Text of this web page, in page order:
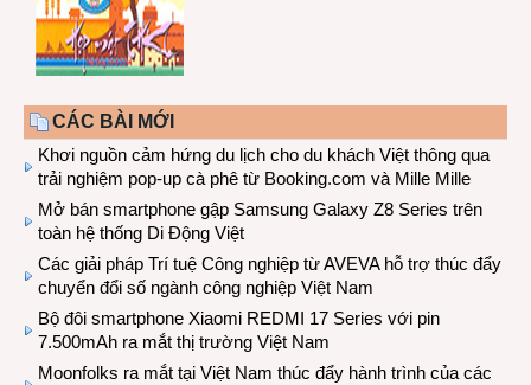
CÁC BÀI MỚI
Khơi nguồn cảm hứng du lịch cho du khách Việt thông qua
trải nghiệm pop-up cà phê từ Booking.com và Mille Mille
Mở bán smartphone gập Samsung Galaxy Z8 Series trên
toàn hệ thống Di Động Việt
Các giải pháp Trí tuệ Công nghiệp từ AVEVA hỗ trợ thúc đẩy
chuyển đổi số ngành công nghiệp Việt Nam
Bộ đôi smartphone Xiaomi REDMI 17 Series với pin
7.500mAh ra mắt thị trường Việt Nam
Moonfolks ra mắt tại Việt Nam thúc đẩy hành trình của các